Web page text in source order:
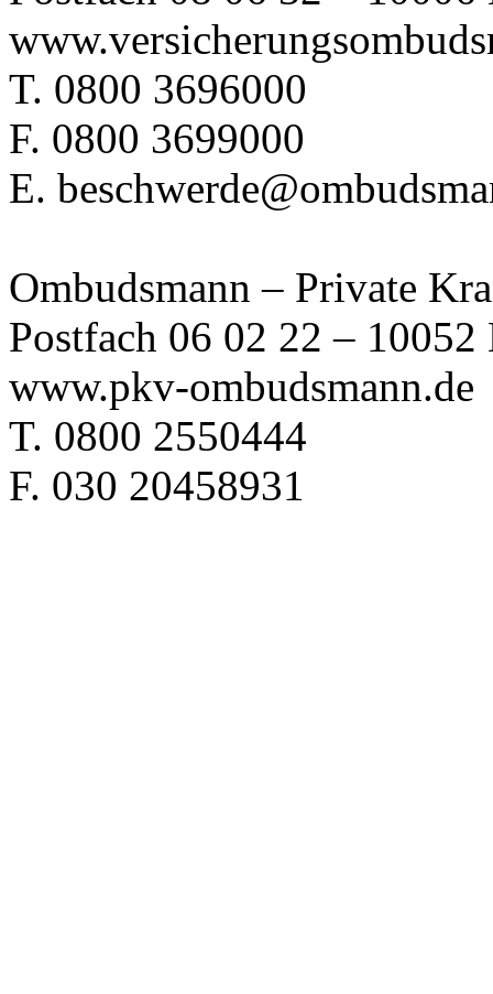
T. 0800 3696000
F. 0800 3699000
E.
Ombudsmann – Private
Postfach 06 02 22 –
www.pkv-ombudsmann.de
T. 0800 2550444
F. 030 20458931